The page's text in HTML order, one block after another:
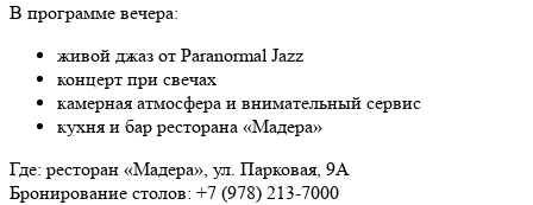
В программе вечера:
живой джаз от Paranormal Jazz
концерт при свечах
камерная атмосфера и внимательный сервис
кухня и бар ресторана «Мадера»
Где: ресторан «Мадера», ул. Парковая, 9А
Бронирование столов: +7 (978) 213-7000